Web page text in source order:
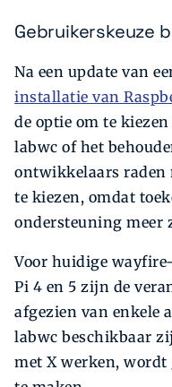
Gebruikerskeuze
Na een update van
installatie van
de optie om te
labwc of het
ontwikkelaars
te kiezen, omdat
ondersteuning meer
Voor huidige
Pi 4 en 5 zijn de
afgezien van enkele
labwc beschikbaar
met X werken, wordt